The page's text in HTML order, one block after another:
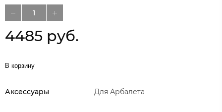
4485 руб.
В корзину
Аксессуары Для Арбалета